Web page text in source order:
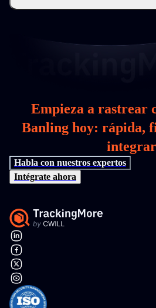
Empieza a rastrear
Banling hoy: rápida,
integrar
Habla con nuestros expertos
Intégrate ahora